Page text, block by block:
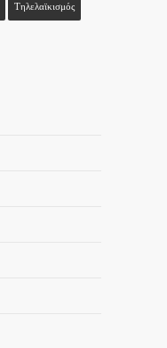
Τηλελαϊκισμός